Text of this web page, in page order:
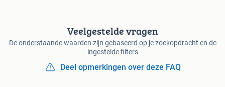
Veelgestelde vragen
De onderstaande waarden zijn gebaseerd op je zoekopdracht en de
ingestelde filters
Deel opmerkingen over deze FAQ